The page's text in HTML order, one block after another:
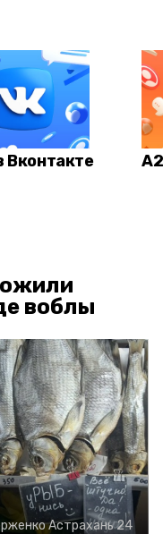
Вконтакте
воблы
Астрахань 24